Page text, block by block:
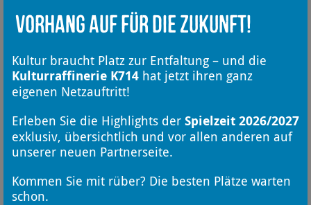
Vorhang auf für die Zukunft!
Kultur braucht Platz zur Entfaltung – und die
Kulturraffinerie K714 hat jetzt ihren ganz
eigenen Netzauftritt!
Erleben Sie die Highlights der Spielzeit 2026/2027
exklusiv, übersichtlich und vor allen anderen auf
unserer neuen Partnerseite.
Kommen Sie mit rüber? Die besten Plätze warten
schon.